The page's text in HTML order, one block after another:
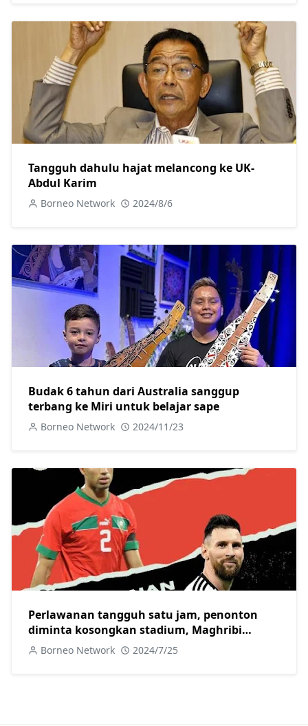
Tangguh dahulu hajat melancong ke UK-
Abdul Karim
Borneo Network 2024/8/6
Budak 6 tahun dari Australia sanggup
terbang ke Miri untuk belajar sape
Borneo Network 2024/11/23
Perlawanan tangguh satu jam, penonton
diminta kosongkan stadium, Maghribi
aibkan Argentina 2-1
Borneo Network 2024/7/25